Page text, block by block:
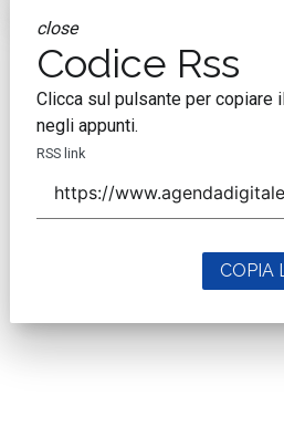
close
Codice Rss
Clicca sul pulsante per copiare
negli appunti.
RSS link
COPIA